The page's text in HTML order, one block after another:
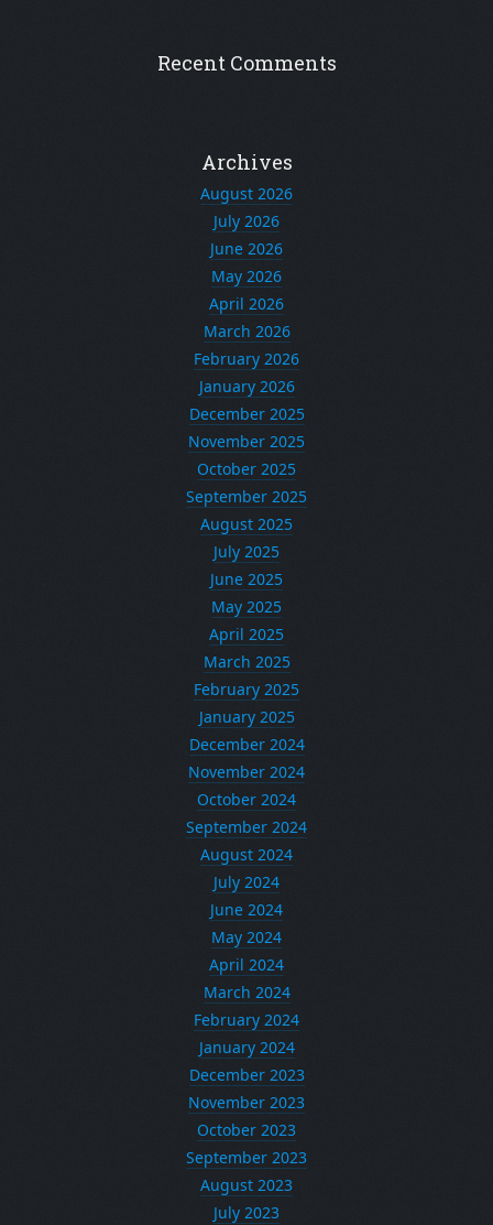
Recent Comments
Archives
August 2026
July 2026
June 2026
May 2026
April 2026
March 2026
February 2026
January 2026
December 2025
November 2025
October 2025
September 2025
August 2025
July 2025
June 2025
May 2025
April 2025
March 2025
February 2025
January 2025
December 2024
November 2024
October 2024
September 2024
August 2024
July 2024
June 2024
May 2024
April 2024
March 2024
February 2024
January 2024
December 2023
November 2023
October 2023
September 2023
August 2023
July 2023